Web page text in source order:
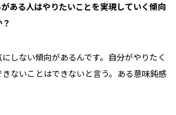
ある人はやりたいことを実現していく傾向
しない傾向があるんです。自分がやりたく
ないことはできないと言う。ある意味鈍感